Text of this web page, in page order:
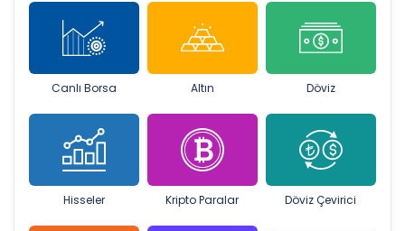
Canlı Borsa Altın Döviz
Hisseler Kripto Paralar Döviz Çevirici